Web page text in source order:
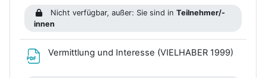
Nicht verfügbar, außer: Sie sind inTeilnehmer/-
innen
Vermittlung und Interesse (VIELHABER 1999)